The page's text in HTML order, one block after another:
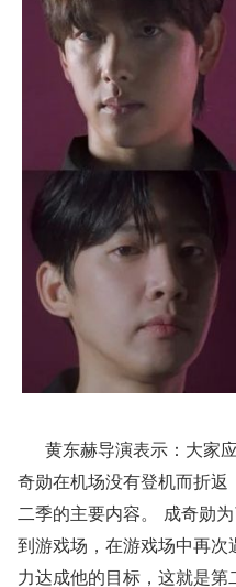
黄东赫导演表示：大家
奇勋在机场没有登机而折
二季的主要内容。 成奇勋
到游戏场，在游戏场中再
力达成他的目标，这就是第